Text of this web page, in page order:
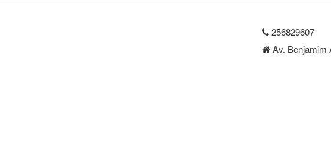
256829607
Av. Benjamim